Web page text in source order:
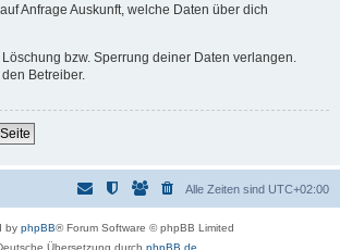
Anfrage Auskunft, welche Daten über dich
bzw. Sperrung deiner Daten verlangen.
Betreiber.
Alle Zeiten sind UTC+02:00
by phpBB® Forum Software © phpBB Limited
Übersetzung durch phpBB.de